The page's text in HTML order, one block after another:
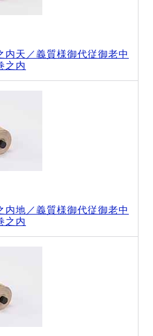
内天／義質様御代従御老中
之内
内地／義質様御代従御老中
之内